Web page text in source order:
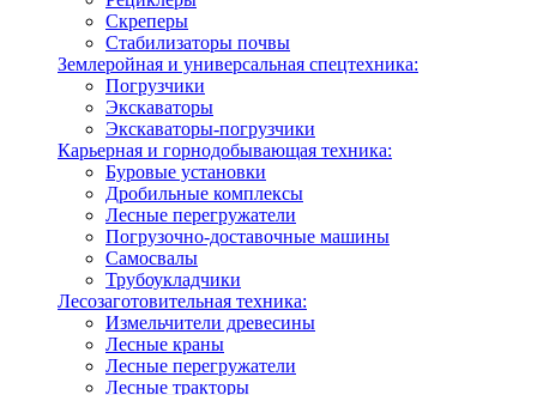
Скреперы
Стабилизаторы почвы
Землеройная и универсальная спецтехника:
Погрузчики
Экскаваторы
Экскаваторы-погрузчики
Карьерная и горнодобывающая техника:
Буровые установки
Дробильные комплексы
Лесные перегружатели
Погрузочно-доставочные машины
Самосвалы
Трубоукладчики
Лесозаготовительная техника:
Измельчители древесины
Лесные краны
Лесные перегружатели
Лесные тракторы